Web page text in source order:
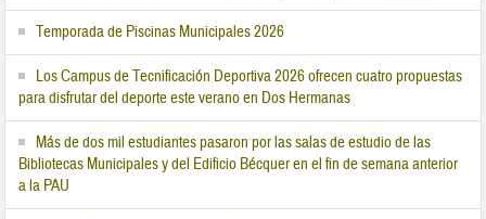
Temporada de Piscinas Municipales 2026
Los Campus de Tecnificación Deportiva 2026 ofrecen cuatro propuestas
para disfrutar del deporte este verano en Dos Hermanas
Más de dos mil estudiantes pasaron por las salas de estudio de las
Bibliotecas Municipales y del Edificio Bécquer en el fin de semana anterior
a la PAU